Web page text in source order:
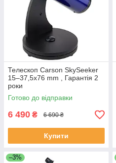
Телескоп Carson SkySeeker
15–37,5x76 mm , Гарантія 2
роки
Готово до відправки
6 490 ₴ 6 690 ₴
Купити
–3%